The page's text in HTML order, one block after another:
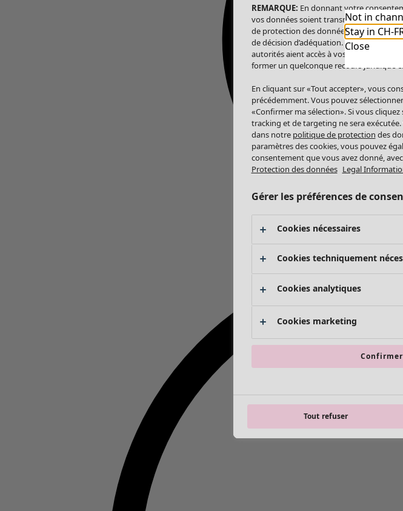
Not in
Stay in CH-
Close
REMARQUE: En donnant votre
vos données soient transmises aux
de protection des données comparable à
de décision d’adéquation. Par
autorités aient accès à vos données à
former un quelconque recours juridique
En cliquant sur «Tout accepter», vous
précédemment. Vous pouvez
«Confirmer ma sélection». Si vous
tracking et de targeting ne sera
dans notre politique de protection des
paramètres des cookies, vous pouvez
consentement que vous avez donné,
Protection des données Legal
Gérer les préférences de
Cookies nécessaires
Cookies techniquement
Cookies analytiques
Cookies marketing
Tout refuser